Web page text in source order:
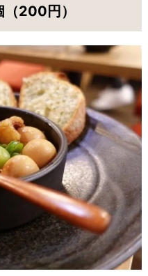
200円）